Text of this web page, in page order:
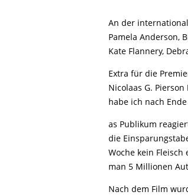
An der
Pamela Anderson,
Kate Flannery,
Extra für die
Nicolaas G.
habe ich nach
as Publikum
die
Woche kein
man 5 Millionen
Nach dem Film